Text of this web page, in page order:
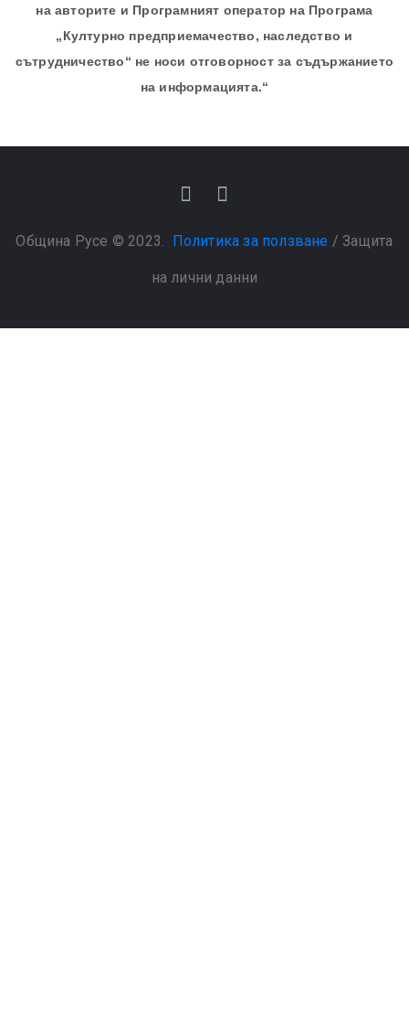
на авторите и Програмният оператор на Програма
„Културно предприемачество, наследство и
сътрудничество“ не носи отговорност за съдържанието
на информацията.“
Община Русе © 2023. Политика за ползване / Защита
на лични данни